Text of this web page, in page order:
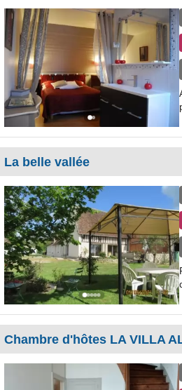
La belle vallée
Chambre d'hôtes LA VILLA